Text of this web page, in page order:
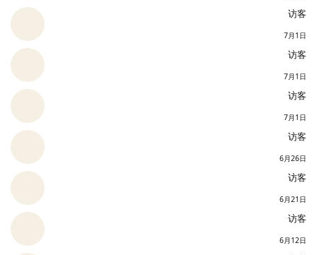
访客
7月1日
访客
7月1日
访客
7月1日
访客
6月26日
访客
6月21日
访客
6月12日